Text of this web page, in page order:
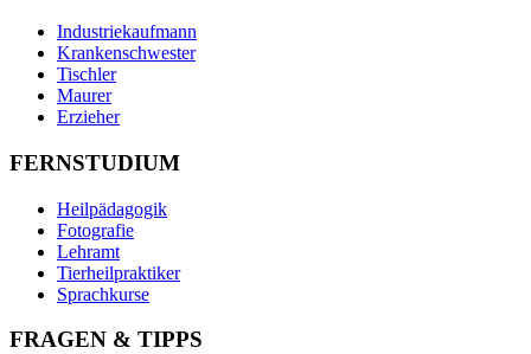
Industriekaufmann
Krankenschwester
Tischler
Maurer
Erzieher
FERNSTUDIUM
Heilpädagogik
Fotografie
Lehramt
Tierheilpraktiker
Sprachkurse
FRAGEN & TIPPS